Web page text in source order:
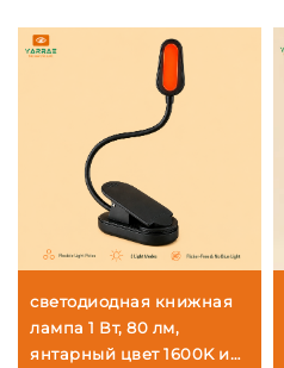
светодиодная книжная
лампа 1 Вт, 80 лм,
янтарный цвет 1600K и